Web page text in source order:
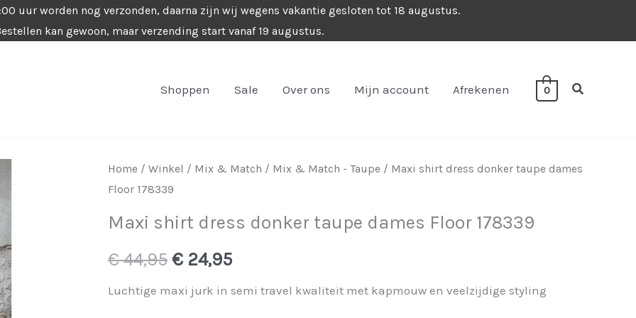
uur worden nog verzonden, daarna zijn wij wegens vakantie gesloten tot 18 augustus.
kan gewoon, maar verzending start vanaf 19 augustus.
Shoppen Sale Over ons Mijn account Afrekenen 0 Zoeken
Home / Winkel / Mix & Match / Mix & Match - Taupe / Maxi shirt dress donker taupe dames
Floor 178339
Maxi shirt dress donker taupe dames Floor 178339
€44,95 Oorspronkelijke
prijs
€ 24,95Huidige
prijs
Luchtige maxi jurk in semi travel kwaliteit met kapmouw en veelzijdige styling